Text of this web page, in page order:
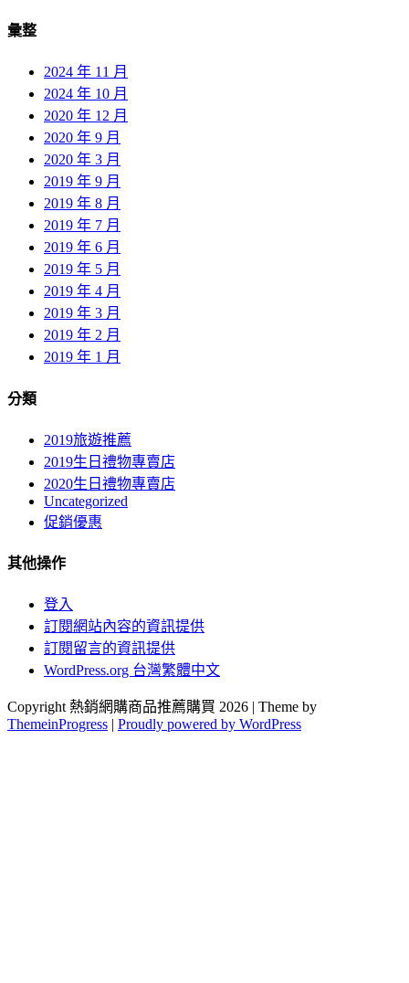
彙整
2024 年 11 月
2024 年 10 月
2020 年 12 月
2020 年 9 月
2020 年 3 月
2019 年 9 月
2019 年 8 月
2019 年 7 月
2019 年 6 月
2019 年 5 月
2019 年 4 月
2019 年 3 月
2019 年 2 月
2019 年 1 月
分類
2019旅遊推薦
2019生日禮物專賣店
2020生日禮物專賣店
Uncategorized
促銷優惠
其他操作
登入
訂閱網站內容的資訊提供
訂閱留言的資訊提供
WordPress.org 台灣繁體中文
Copyright 熱銷網購商品推薦購買 2026 | Theme by
ThemeinProgress | Proudly powered by WordPress